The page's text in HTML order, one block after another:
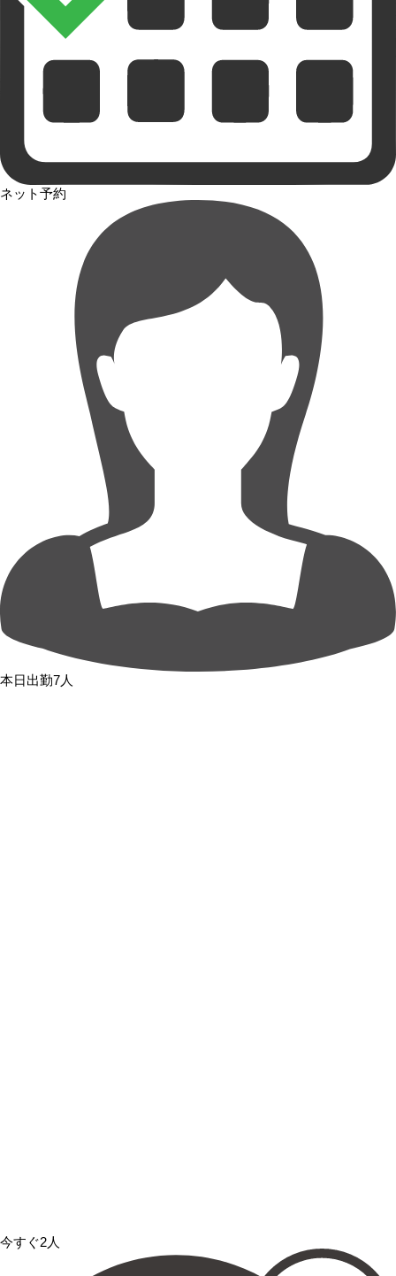
ネット予約
本日出勤7人
今すぐ2人